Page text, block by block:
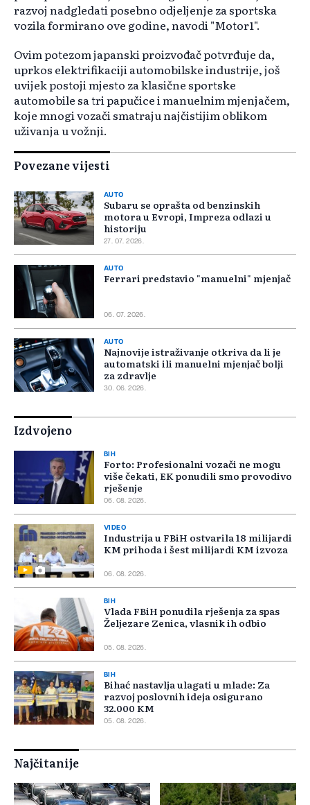
razvoj nadgledati posebno odjeljenje za sportska
vozila formirano ove godine, navodi "Motor1".
Ovim potezom japanski proizvođač potvrđuje da,
uprkos elektrifikaciji automobilske industrije, još
uvijek postoji mjesto za klasične sportske
automobile sa tri papučice i manuelnim mjenjačem,
koje mnogi vozači smatraju najčistijim oblikom
uživanja u vožnji.
Povezane vijesti
AUTO
Subaru se oprašta od benzinskih
motora u Evropi, Impreza odlazi u
historiju
27. 07. 2026.
AUTO
Ferrari predstavio "manuelni" mjenjač
06. 07. 2026.
AUTO
Najnovije istraživanje otkriva da li je
automatski ili manuelni mjenjač bolji
za zdravlje
30. 06. 2026.
Izdvojeno
BIH
Forto: Profesionalni vozači ne mogu
više čekati, EK ponudili smo provodivo
rješenje
06. 08. 2026.
VIDEO
Industrija u FBiH ostvarila 18 milijardi
KM prihoda i šest milijardi KM izvoza
06. 08. 2026.
BIH
Vlada FBiH ponudila rješenja za spas
Željezare Zenica, vlasnik ih odbio
05. 08. 2026.
BIH
Bihać nastavlja ulagati u mlade: Za
razvoj poslovnih ideja osigurano
32.000 KM
05. 08. 2026.
Najčitanije